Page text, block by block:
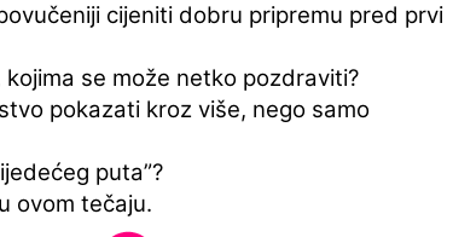
cijeniti dobru pripremu pred prvi
kojima se može netko pozdraviti?
pokazati kroz više, nego samo
puta”?
ovom tečaju.